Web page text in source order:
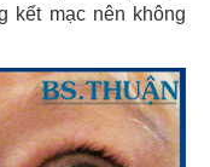
kết mạc nên không